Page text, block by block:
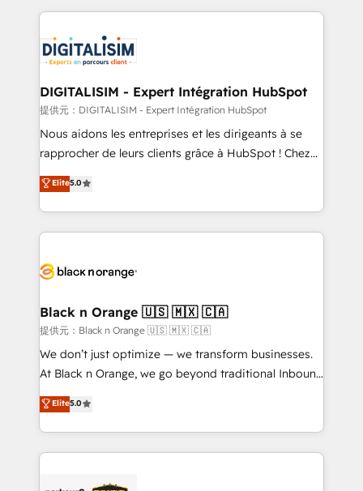
team of 25+ experts Contact us today to help you
get more from your investment in HubSpot.
strengthen your digital transformation and minimize
Implementation partner, we provide expertise to
drive your business forward. Since 2015 we are fully
dedicated to HubSpot and with an experienced
team (50+), we work with reputable companies in
B2B sectors such as manufacturing, SaaS and
business services. We prepare a customized
impact of your digital transformation, including a
detailed financial rationale with a focus on ROI and
embark on a transformational journey that sets your
business up for long-term success. Unlock your
business. If not now, when?
DIGITALISIM - Expert Intégration HubSpot
提供元：DIGITALISIM - Expert Intégration HubSpot
Nous aidons les entreprises et les dirigeants à se
rapprocher de leurs clients grâce à HubSpot ! Chez
DIGITALISIM, nous avons l'intime conviction que la
réussite des entreprises passe par l’innovation web,
le marketing digital, et la relation client ! C'est
pourquoi, nos experts sont à la fois capables de
référencement, votre stratégie digitale et le pilotage
projet HubSpot avec DIGITALISIM : 🧽 Nettoyage,
migration et intégration des bases de données. 🚀
Développement des interfaces avec vos logiciels
métiers ⚙️ Configuration de la plateforme HubSpot
Book Process & Guidelines utilisateurs 🎓
Formations des utilisateurs
Elite5.0
Black n Orange 🇺🇸 🇲🇽 🇨🇦
提供元：Black n Orange 🇺🇸 🇲🇽 🇨🇦
We don’t just optimize — we transform businesses.
At Black n Orange, we go beyond traditional Inbound
Marketing with our exclusive methodologies:
BOOMS and BOOST. Together, they form a powerful
combination that has driven success for over 800
businesses worldwide. As Elite HubSpot Partners, we
Elite5.0